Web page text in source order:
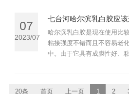
07
2023/07
七台河哈尔滨乳白胶应
哈尔滨乳白胶是现在使用比
粘接强度不错而且不容易老
中。由于它具有成膜性好、
20条 首页 上一页 1 2